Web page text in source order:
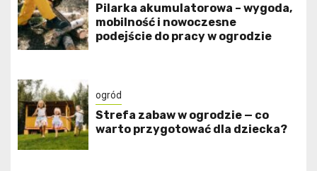
Pilarka akumulatorowa – wygoda,
mobilność i nowoczesne
podejście do pracy w ogrodzie
ogród
Strefa zabaw w ogrodzie — co
warto przygotować dla dziecka?